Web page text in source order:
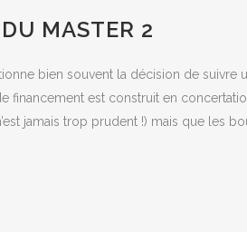
MASTER 2
bien souvent la décision de
financement est construit en
jamais trop prudent !) mais que les